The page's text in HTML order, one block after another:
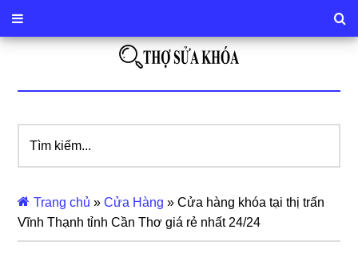
kiếm...
Trang chủ »Cửa Hàng »Cửa hàng khóa tại thị trấn
Vĩnh Thạnh tỉnh Cần Thơ giá rẻ nhất 24/24